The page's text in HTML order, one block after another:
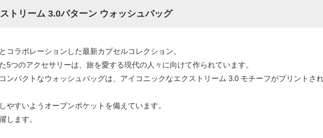
トリーム 3.0パターン ウォッシュバッグ
ラボレーションした最新カプセルコレクション。
つのアクセサリーは、旅を愛する現代の人々に向けて作られています。
ンパクトなウォッシュバッグは、アイコニックなエクストリーム 3.0 モチーフがプリントさ
すいようオープンポケットを備えています。
します。